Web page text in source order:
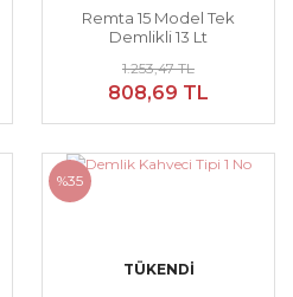
Remta 15 Model Tek
Demlikli 13 Lt
1.253,47 TL
808,69 TL
%35
TÜKENDİ